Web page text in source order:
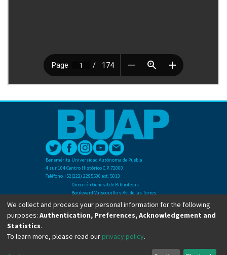
Benemérita Universidad Autónoma de Puebla
4 sur 104 Centro Histórico C.P. 72000
Teléfono +52(222) 2295500 ext. 5013
Dirección General de Bibliotecas
Boulevard Valsequillo y Av. de las Torres
Ciudad Universitaria. Col. San Manuel
C.P. 72570
Teléfono +52 (222) 2295500 Ext 2901
We collect and process your personal information for the following
purposes: Authentication, Preferences, Acknowledgement and
Statistics.
To learn more, please read our privacy policy.